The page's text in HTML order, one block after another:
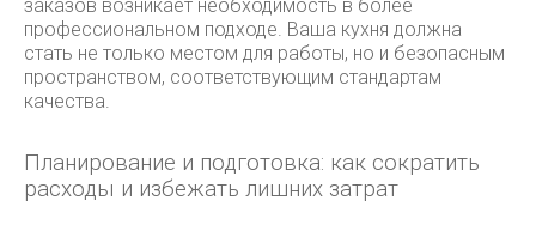
заказов возникает необходимость в более
профессиональном подходе. Ваша кухня должна
стать не только местом для работы, но и безопасным
пространством, соответствующим стандартам
качества.
Планирование и подготовка: как сократить
расходы и избежать лишних затрат